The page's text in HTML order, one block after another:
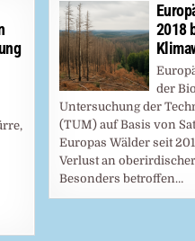
2018
der
Untersuchung der
(TUM) auf Basis von
Europas Wälder seit
Verlust an
Besonders betroffen…